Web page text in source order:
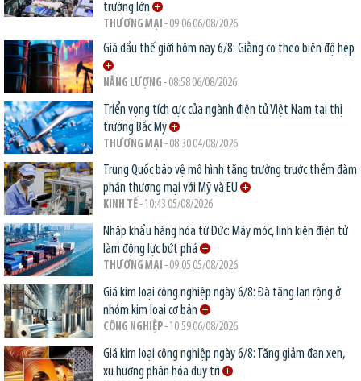
trường lớn
THƯƠNG MẠI - 09:06 06/08/2026
Giá dầu thế giới hôm nay 6/8: Giằng co theo biên độ hẹp
NĂNG LƯỢNG - 08:58 06/08/2026
Triển vọng tích cực của ngành điện tử Việt Nam tại thị
trường Bắc Mỹ
THƯƠNG MẠI - 08:30 04/08/2026
Trung Quốc bảo vệ mô hình tăng trưởng trước thềm đàm
phán thương mại với Mỹ và EU
KINH TẾ- 10:43 05/08/2026
Nhập khẩu hàng hóa từ Đức: Máy móc, linh kiện điện tử
làm động lực bứt phá
THƯƠNG MẠI - 09:05 05/08/2026
Giá kim loại công nghiệp ngày 6/8: Đà tăng lan rộng ở
nhóm kim loại cơ bản
CÔNG NGHIỆP- 10:59 06/08/2026
Giá kim loại công nghiệp ngày 6/8: Tăng giảm đan xen,
xu hướng phân hóa duy trì